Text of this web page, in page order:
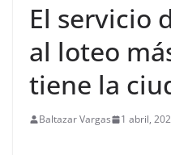
El servicio
al loteo
tiene la
Baltazar Vargas 1 abril,